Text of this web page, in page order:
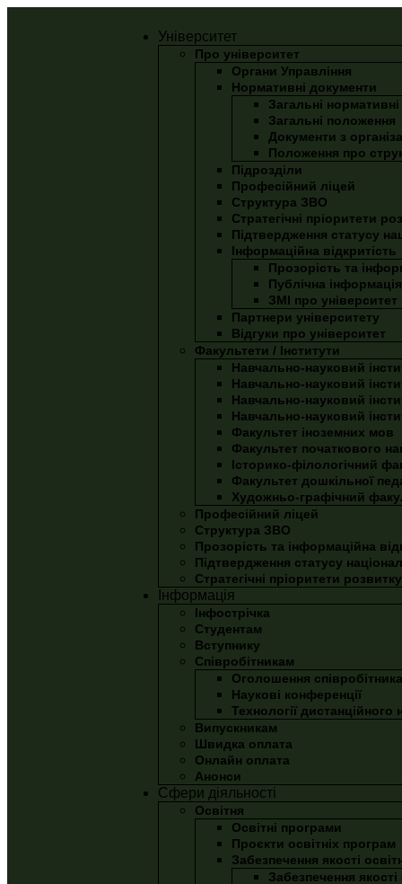
Університет
Про університет
Органи Управління
Нормативні документи
Загальні
Загальні положення
Документи з
Положення про
Підрозділи
Професійний ліцей
Структура ЗВО
Стратегічні пріоритети
Підтвердження статусу
Інформаційна відкритість
Прозорість та
Публічна інформація
ЗМІ про університет
Партнери університету
Відгуки про університет
Факультети / Інститути
Навчально-науковий
Навчально-науковий
Навчально-науковий
Навчально-науковий
Факультет іноземних мов
Факультет початкового
Історико-філологічний
Факультет дошкільної
Художньо-графічний
Професійний ліцей
Структура ЗВО
Прозорість та інформаційна
Підтвердження статусу
Стратегічні пріоритети розвитку
Інформація
Інфострічка
Студентам
Вступнику
Співробітникам
Оголошення
Наукові конференції
Технології дистанційного
Випускникам
Швидка оплата
Онлайн оплата
Анонси
Сфери діяльності
Освітня
Освітні програми
Проєкти освітніх програм
Забезпечення якості
Забезпечення якості